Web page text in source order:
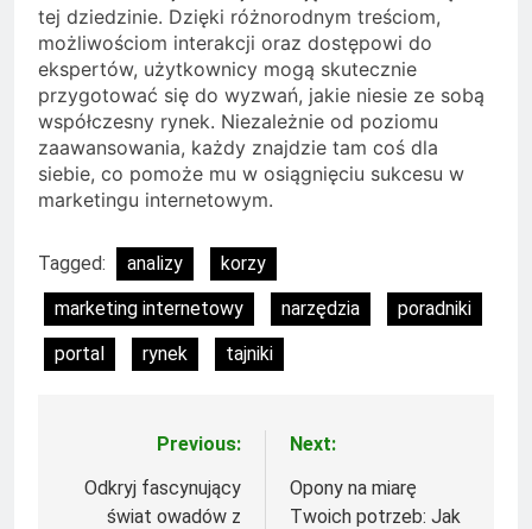
tej dziedzinie. Dzięki różnorodnym treściom,
możliwościom interakcji oraz dostępowi do
ekspertów, użytkownicy mogą skutecznie
przygotować się do wyzwań, jakie niesie ze sobą
współczesny rynek. Niezależnie od poziomu
zaawansowania, każdy znajdzie tam coś dla
siebie, co pomoże mu w osiągnięciu sukcesu w
marketingu internetowym.
Tagged: analizy
korzy
marketing internetowy
narzędzia
poradniki
portal
rynek tajniki
Nawigacja
wpisu
Previous:
Odkryj fascynujący
świat owadów z
Next:
Opony na miarę
Twoich potrzeb: Jak